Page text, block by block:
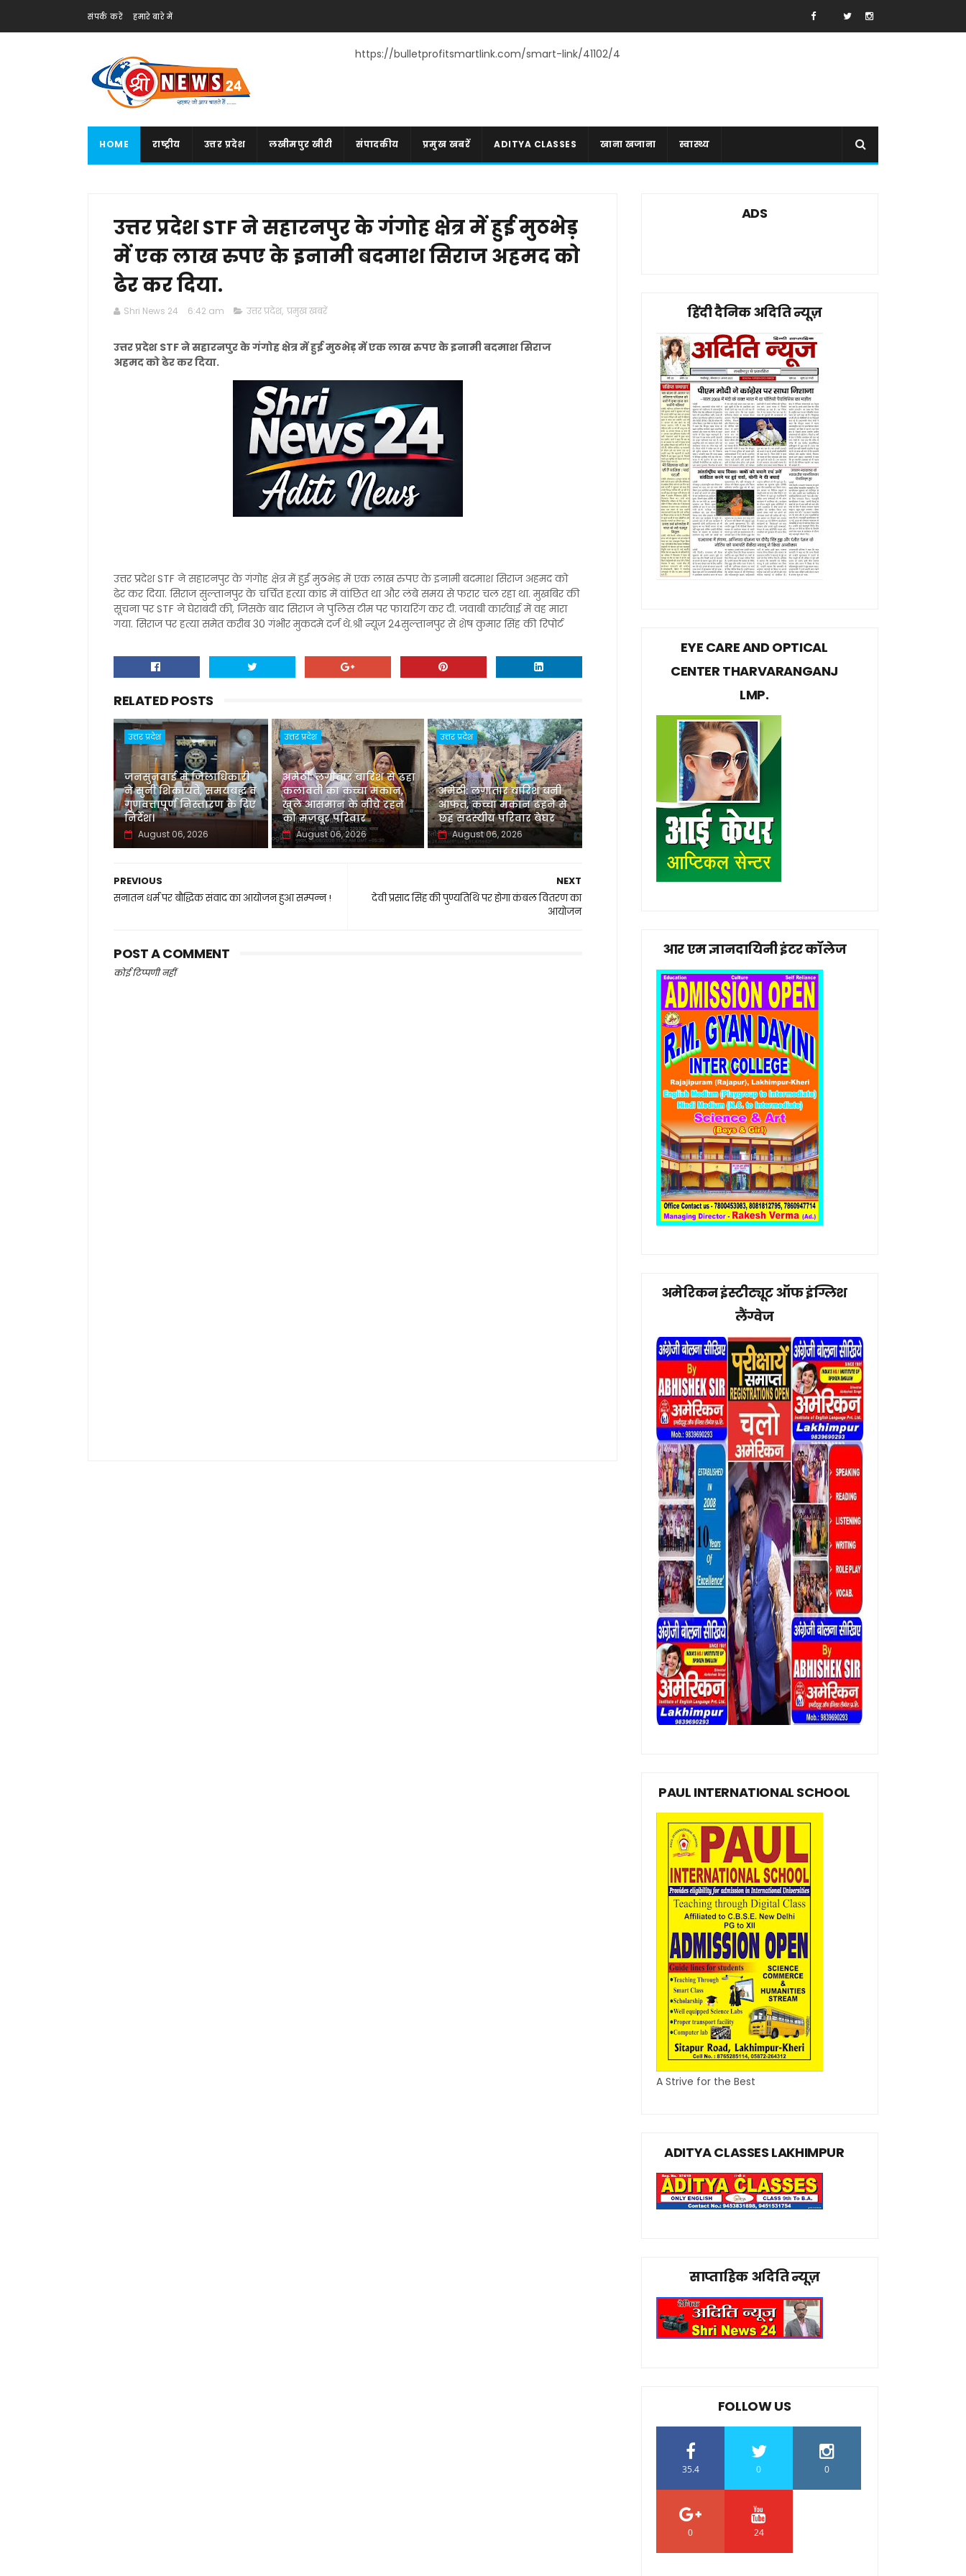
संपर्क करें हमारे बारे में
https://bulletprofitsmartlink.com/smart-link/41102/4
HOME राष्ट्रीय उत्तर प्रदेश लखीमपुर खीरी संपादकीय प्रमुख खबरें ADITYA CLASSES खाना खजाना स्वास्थ्य
उत्तर प्रदेश STF ने सहारनपुर के गंगोह क्षेत्र में हुई मुठभेड़
में एक लाख रुपए के इनामी बदमाश सिराज अहमद को
ढेर कर दिया.
Shri News 24 6:42 am उत्तर प्रदेश, प्रमुख खबरें
उत्तर प्रदेश STF ने सहारनपुर के गंगोह क्षेत्र में हुई मुठभेड़ में एक लाख रुपए के इनामी बदमाश सिराज
अहमद को ढेर कर दिया.
उत्तर प्रदेश STF ने सहारनपुर के गंगोह क्षेत्र में हुई मुठभेड़ में एक लाख रुपए के इनामी बदमाश सिराज अहमद को
ढेर कर दिया. सिराज सुल्तानपुर के चर्चित हत्या कांड में वांछित था और लंबे समय से फरार चल रहा था. मुखबिर की
सूचना पर STF ने घेराबंदी की, जिसके बाद सिराज ने पुलिस टीम पर फायरिंग कर दी. जवाबी कार्रवाई में वह मारा
गया. सिराज पर हत्या समेत करीब 30 गंभीर मुकदमे दर्ज थे.श्री न्यूज़ 24सुल्तानपुर से शेष कुमार सिंह की रिपोर्ट
RELATED POSTS
उत्तर प्रदेश
जनसुनवाई में जिलाधिकारी
ने सुनीं शिकायतें, समयबद्ध व
गुणवत्तापूर्ण निस्तारण के दिए
निर्देश।
August 06, 2026
उत्तर प्रदेश
अमेठी: लगातार बारिश से ढहा
कलावती का कच्चा मकान,
खुले आसमान के नीचे रहने
को मजबूर परिवार
August 06, 2026
उत्तर प्रदेश
अमेठी: लगातार बारिश बनी
आफत, कच्चा मकान ढहने से
छह सदस्यीय परिवार बेघर
August 06, 2026
NEXT
देवी प्रसाद सिंह की पुण्यतिथि पर होगा कंबल वितरण का
आयोजन
PREVIOUS
सनातन धर्म पर बौद्धिक संवाद का आयोजन हुआ सम्पन्न !
POST A COMMENT
कोई टिप्पणी नहीं
ADS
हिंदी दैनिक अदिति न्यूज़
EYE CARE AND OPTICAL
CENTER THARVARANGANJ
LMP.
आर एम ज्ञानदायिनी इंटर कॉलेज
अमेरिकन इंस्टीट्यूट ऑफ इंग्लिश
लैंग्वेज
PAUL INTERNATIONAL SCHOOL
A Strive for the Best
ADITYA CLASSES LAKHIMPUR
साप्ताहिक अदिति न्यूज़
FOLLOW US
35.4 0 0
0 24